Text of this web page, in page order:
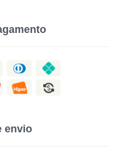
envio